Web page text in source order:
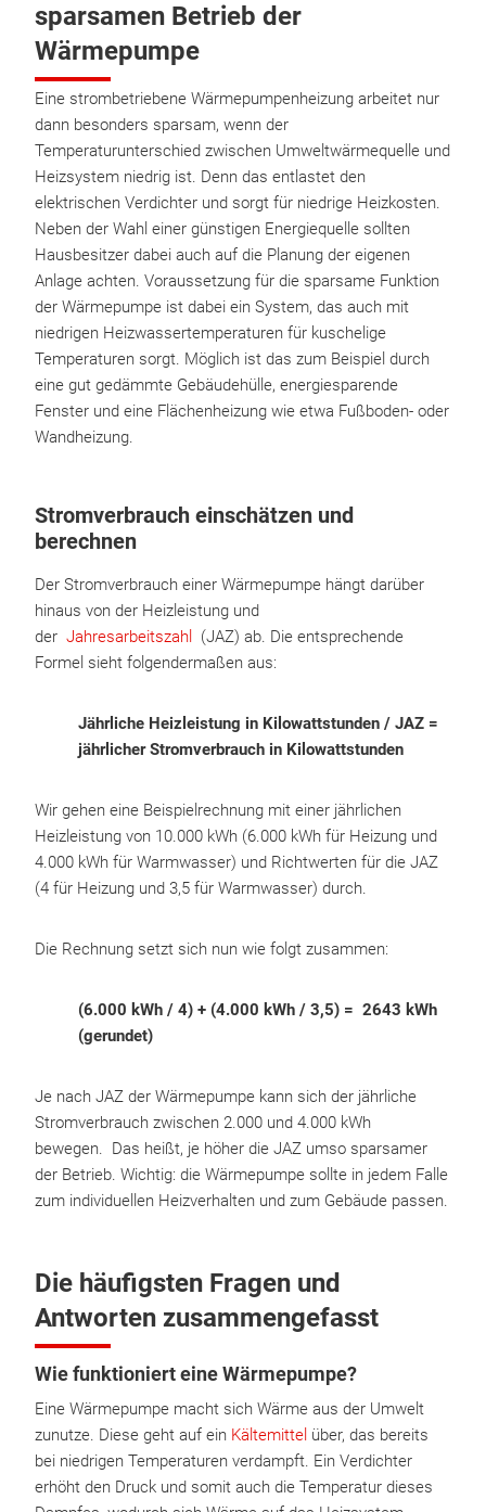
sparsamen Betrieb der
Wärmepumpe
Eine strombetriebene Wärmepumpenheizung arbeitet nur
dann besonders sparsam, wenn der
Temperaturunterschied zwischen Umweltwärmequelle und
Heizsystem niedrig ist. Denn das entlastet den
elektrischen Verdichter und sorgt für niedrige Heizkosten.
Neben der Wahl einer günstigen Energiequelle sollten
Hausbesitzer dabei auch auf die Planung der eigenen
Anlage achten. Voraussetzung für die sparsame Funktion
der Wärmepumpe ist dabei ein System, das auch mit
niedrigen Heizwassertemperaturen für kuschelige
Temperaturen sorgt. Möglich ist das zum Beispiel durch
eine gut gedämmte Gebäudehülle, energiesparende
Fenster und eine Flächenheizung wie etwa Fußboden- oder
Wandheizung.
Stromverbrauch einschätzen und
berechnen
Der Stromverbrauch einer Wärmepumpe hängt darüber
hinaus von der Heizleistung und
der Jahresarbeitszahl
(JAZ) ab. Die entsprechende
Formel sieht folgendermaßen aus:
Jährliche Heizleistung in Kilowattstunden / JAZ =
jährlicher Stromverbrauch in Kilowattstunden
Wir gehen eine Beispielrechnung mit einer jährlichen
Heizleistung von 10.000 kWh (6.000 kWh für Heizung und
4.000 kWh für Warmwasser) und Richtwerten für die JAZ
(4 für Heizung und 3,5 für Warmwasser) durch.
Die Rechnung setzt sich nun wie folgt zusammen:
(6.000 kWh / 4) + (4.000 kWh / 3,5) = 2643 kWh
(gerundet)
Je nach JAZ der Wärmepumpe kann sich der jährliche
Stromverbrauch zwischen 2.000 und 4.000 kWh
bewegen. Das heißt, je höher die JAZ umso sparsamer
der Betrieb. Wichtig: die Wärmepumpe sollte in jedem Falle
zum individuellen Heizverhalten und zum Gebäude passen.
Die häufigsten Fragen und
Antworten zusammengefasst
Wie funktioniert eine Wärmepumpe?
Eine Wärmepumpe macht sich Wärme aus der Umwelt
zunutze. Diese geht auf ein Kältemittel über, das bereits
bei niedrigen Temperaturen verdampft. Ein Verdichter
erhöht den Druck und somit auch die Temperatur dieses